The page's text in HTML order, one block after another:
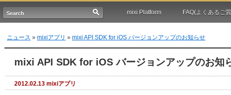
mixi Platform FAQ(よくあるご
ニュース » mixiアプリ » mixi API SDK for iOS バージョンアップのお知らせ
mixi API SDK for iOS バージョンアップのお知
2012.02.13 mixiアプリ